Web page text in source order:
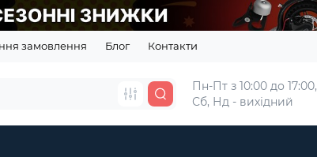
замовлення Блог Контакти
Пн-Пт з 10:00 до 17:00,
Сб, Нд - вихідний